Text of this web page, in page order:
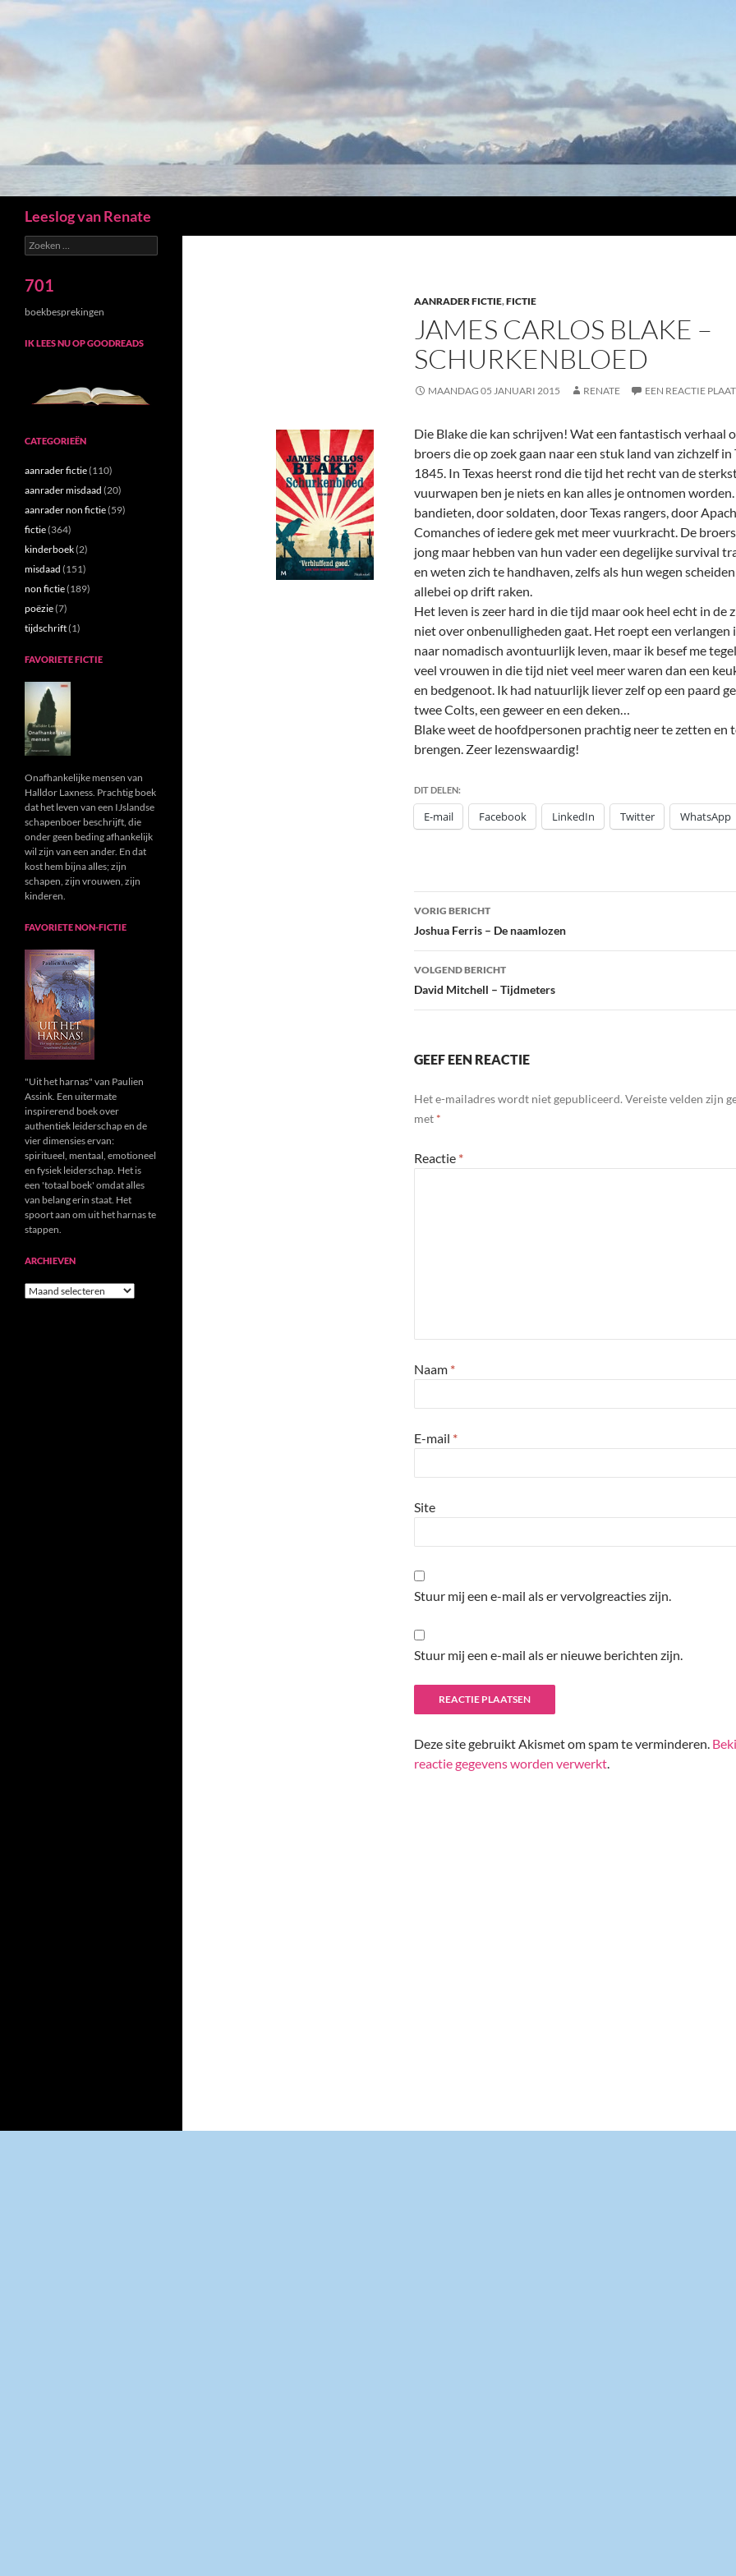
Leeslog van Renate
AANRADER FICTIE,FICTIE
JAMES CARLOS BLAKE –
SCHURKENBLOED
MAANDAG 05 JANUARI 2015 RENATE EEN REACTIE
Die Blake die kan schrijven! Wat een fantastisch verhaal
broers die op zoek gaan naar een stuk land van zichzelf in
1845. In Texas heerst rond die tijd het recht van de
vuurwapen ben je niets en kan alles je ontnomen
bandieten, door soldaten, door Texas rangers, door
Comanches of iedere gek met meer vuurkracht. De
jong maar hebben van hun vader een degelijke survival
en weten zich te handhaven, zelfs als hun wegen
allebei op drift raken.
Het leven is zeer hard in die tijd maar ook heel echt in de
niet over onbenulligheden gaat. Het roept een verlangen
naar nomadisch avontuurlijk leven, maar ik besef me
veel vrouwen in die tijd niet veel meer waren dan een
en bedgenoot. Ik had natuurlijk liever zelf op een paard
twee Colts, een geweer en een deken…
Blake weet de hoofdpersonen prachtig neer te zetten en
brengen. Zeer lezenswaardig!
DIT DELEN:
E-mail Facebook LinkedIn Twitter WhatsApp
Bericht
navigatie
VORIG BERICHT
Joshua Ferris – De naamlozen
VOLGEND BERICHT
David Mitchell – Tijdmeters
GEEF EEN REACTIE
Het e-mailadres wordt niet gepubliceerd. Vereiste velden zijn
met *
Reactie *
Naam *
E-mail *
Site
Stuur mij een e-mail als er vervolgreacties zijn.
Stuur mij een e-mail als er nieuwe berichten zijn.
Deze site gebruikt Akismet om spam te verminderen.
reactie gegevens worden verwerkt.
Zoeken
naar:
701
boekbesprekingen
IK LEES NU OP GOODREADS
CATEGORIEËN
aanrader fictie(110)
aanrader misdaad (20)
aanrader non fictie(59)
fictie(364)
kinderboek(2)
misdaad (151)
non fictie(189)
poëzie(7)
tijdschrift(1)
FAVORIETE FICTIE
Onafhankelijke mensen van
Halldor Laxness. Prachtig boek
dat het leven van een IJslandse
schapenboer beschrijft, die
onder geen beding afhankelijk
wil zijn van een ander. En dat
kost hem bijna alles; zijn
schapen, zijn vrouwen, zijn
kinderen.
FAVORIETE NON-FICTIE
"Uit het harnas" van Paulien
Assink. Een uitermate
inspirerend boek over
authentiek leiderschap en de
vier dimensies ervan:
spiritueel, mentaal, emotioneel
en fysiek leiderschap. Het is
een 'totaal boek' omdat alles
van belang erin staat. Het
spoort aan om uit het harnas te
stappen.
ARCHIEVEN
Archieven